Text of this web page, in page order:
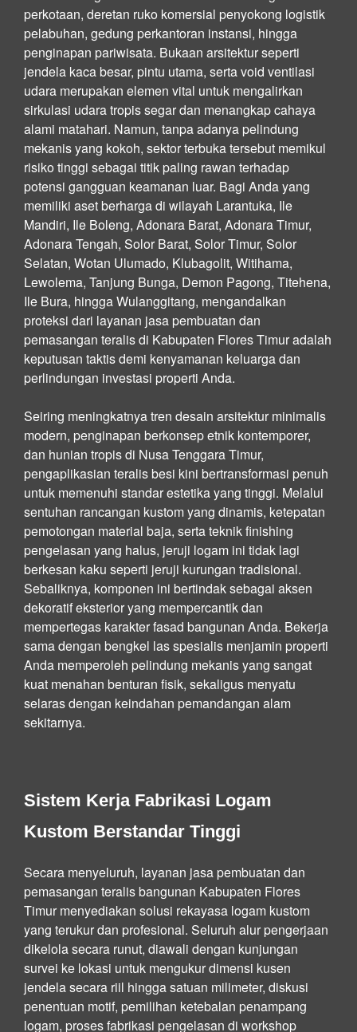
perkotaan, deretan ruko komersial penyokong logistik
pelabuhan, gedung perkantoran instansi, hingga
penginapan pariwisata. Bukaan arsitektur seperti
jendela kaca besar, pintu utama, serta void ventilasi
udara merupakan elemen vital untuk mengalirkan
sirkulasi udara tropis segar dan menangkap cahaya
alami matahari. Namun, tanpa adanya pelindung
mekanis yang kokoh, sektor terbuka tersebut memikul
risiko tinggi sebagai titik paling rawan terhadap
potensi gangguan keamanan luar. Bagi Anda yang
memiliki aset berharga di wilayah Larantuka, Ile
Mandiri, Ile Boleng, Adonara Barat, Adonara Timur,
Adonara Tengah, Solor Barat, Solor Timur, Solor
Selatan, Wotan Ulumado, Klubagolit, Witihama,
Lewolema, Tanjung Bunga, Demon Pagong, Titehena,
Ile Bura, hingga Wulanggitang, mengandalkan
proteksi dari layanan jasa pembuatan dan
pemasangan teralis di Kabupaten Flores Timur adalah
keputusan taktis demi kenyamanan keluarga dan
perlindungan investasi properti Anda.
Seiring meningkatnya tren desain arsitektur minimalis
modern, penginapan berkonsep etnik kontemporer,
dan hunian tropis di Nusa Tenggara Timur,
pengaplikasian teralis besi kini bertransformasi penuh
untuk memenuhi standar estetika yang tinggi. Melalui
sentuhan rancangan kustom yang dinamis, ketepatan
pemotongan material baja, serta teknik finishing
pengelasan yang halus, jeruji logam ini tidak lagi
berkesan kaku seperti jeruji kurungan tradisional.
Sebaliknya, komponen ini bertindak sebagai aksen
dekoratif eksterior yang mempercantik dan
mempertegas karakter fasad bangunan Anda. Bekerja
sama dengan bengkel las spesialis menjamin properti
Anda memperoleh pelindung mekanis yang sangat
kuat menahan benturan fisik, sekaligus menyatu
selaras dengan keindahan pemandangan alam
sekitarnya.
Sistem Kerja Fabrikasi Logam
Kustom Berstandar Tinggi
Secara menyeluruh, layanan jasa pembuatan dan
pemasangan teralis bangunan Kabupaten Flores
Timur menyediakan solusi rekayasa logam kustom
yang terukur dan profesional. Seluruh alur pengerjaan
dikelola secara runut, diawali dengan kunjungan
survei ke lokasi untuk mengukur dimensi kusen
jendela secara riil hingga satuan milimeter, diskusi
penentuan motif, pemilihan ketebalan penampang
logam, proses fabrikasi pengelasan di workshop